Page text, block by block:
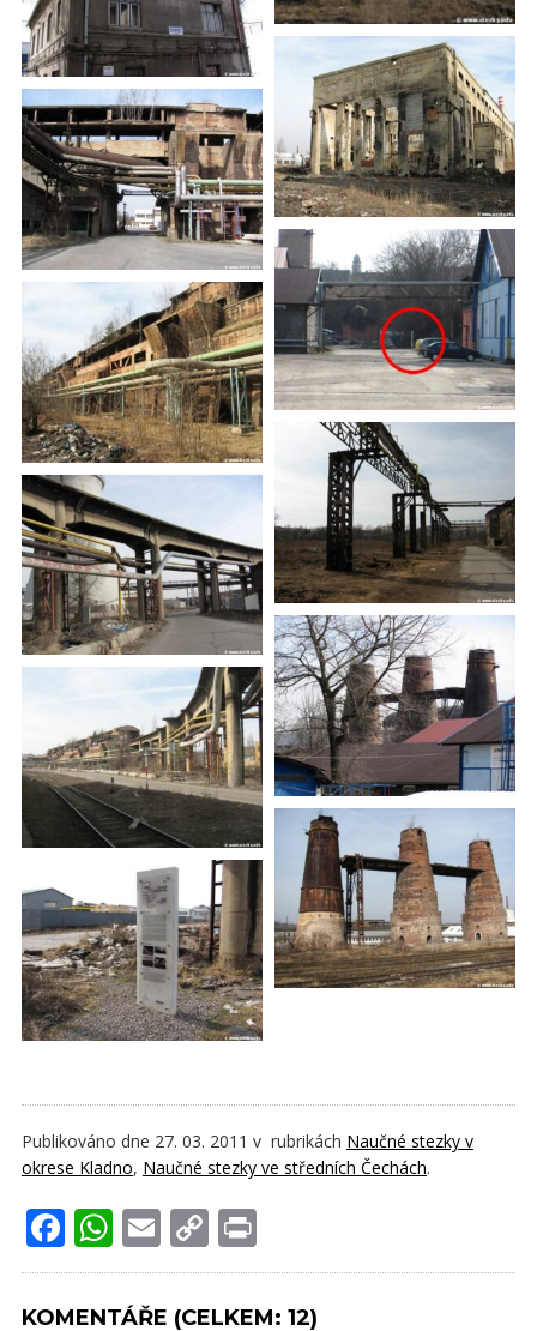
Publikováno dne 27. 03. 2011 v rubrikách Naučné stezky v
okrese Kladno, Naučné stezky ve středních Čechách.
Facebook
WhatsApp
Email
Copy
Link
Print
KOMENTÁŘE (CELKEM: 12)